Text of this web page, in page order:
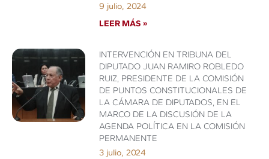
9 julio, 2024
LEER MÁS »
INTERVENCIÓN EN TRIBUNA DEL
DIPUTADO JUAN RAMIRO ROBLEDO
RUIZ, PRESIDENTE DE LA COMISIÓN
DE PUNTOS CONSTITUCIONALES DE
LA CÁMARA DE DIPUTADOS, EN EL
MARCO DE LA DISCUSIÓN DE LA
AGENDA POLÍTICA EN LA COMISIÓN
PERMANENTE
3 julio, 2024